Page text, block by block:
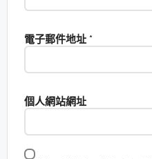
電子郵件地址 *
個人網站網址